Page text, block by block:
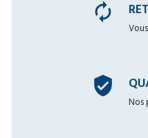
autorenew
verified_user
Nos